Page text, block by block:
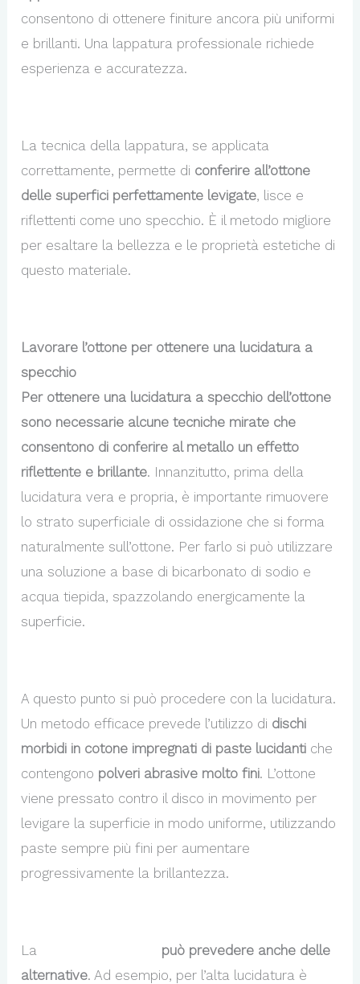
consentono di ottenere finiture ancora più uniformi
e brillanti. Una lappatura professionale richiede
esperienza e accuratezza.
La tecnica della lappatura, se applicata
correttamente, permette di conferire all’ottone
delle superfici perfettamente levigate, lisce e
riflettenti come uno specchio. È il metodo migliore
per esaltare la bellezza e le proprietà estetiche di
questo materiale.
Lavorare l’ottone per ottenere una lucidatura a
specchio
Per ottenere una lucidatura a specchio dell’ottone
sono necessarie alcune tecniche mirate che
consentono di conferire al metallo un effetto
riflettente e brillante. Innanzitutto, prima della
lucidatura vera e propria, è importante rimuovere
lo strato superficiale di ossidazione che si forma
naturalmente sull’ottone. Per farlo si può utilizzare
una soluzione a base di bicarbonato di sodio e
acqua tiepida, spazzolando energicamente la
superficie.
A questo punto si può procedere con la lucidatura.
Un metodo efficace prevede l’utilizzo di dischi
morbidi in cotone impregnati di paste lucidanti che
contengono polveri abrasive molto fini. L’ottone
viene pressato contro il disco in movimento per
levigare la superficie in modo uniforme, utilizzando
paste sempre più fini per aumentare
progressivamente la brillantezza.
La
può prevedere anche delle
alternative. Ad esempio, per l’alta lucidatura è